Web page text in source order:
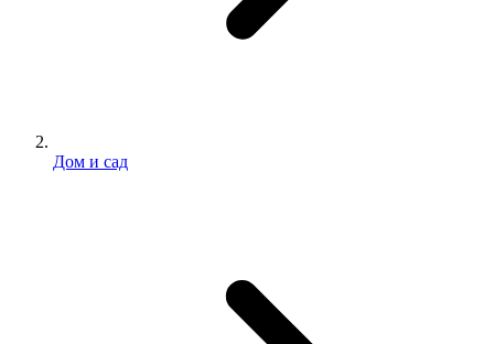
Дом и сад